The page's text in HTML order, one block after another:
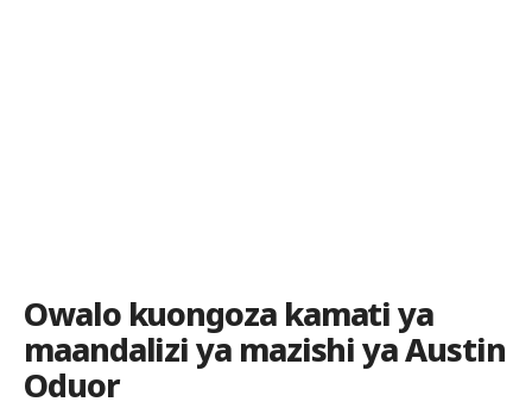
Owalo kuongoza kamati ya
maandalizi ya mazishi ya Austin
Oduor